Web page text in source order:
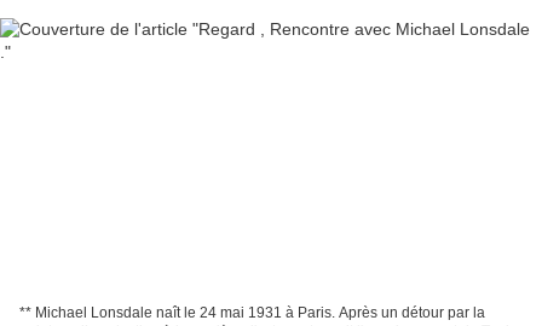
** Michael Lonsdale naît le 24 mai 1931 à Paris. Après un détour par la